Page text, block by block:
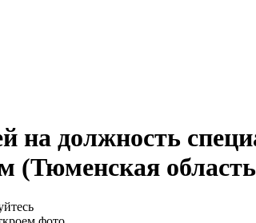
на должность
(Тюменская